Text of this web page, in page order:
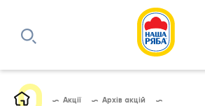
Акції Архів акцій